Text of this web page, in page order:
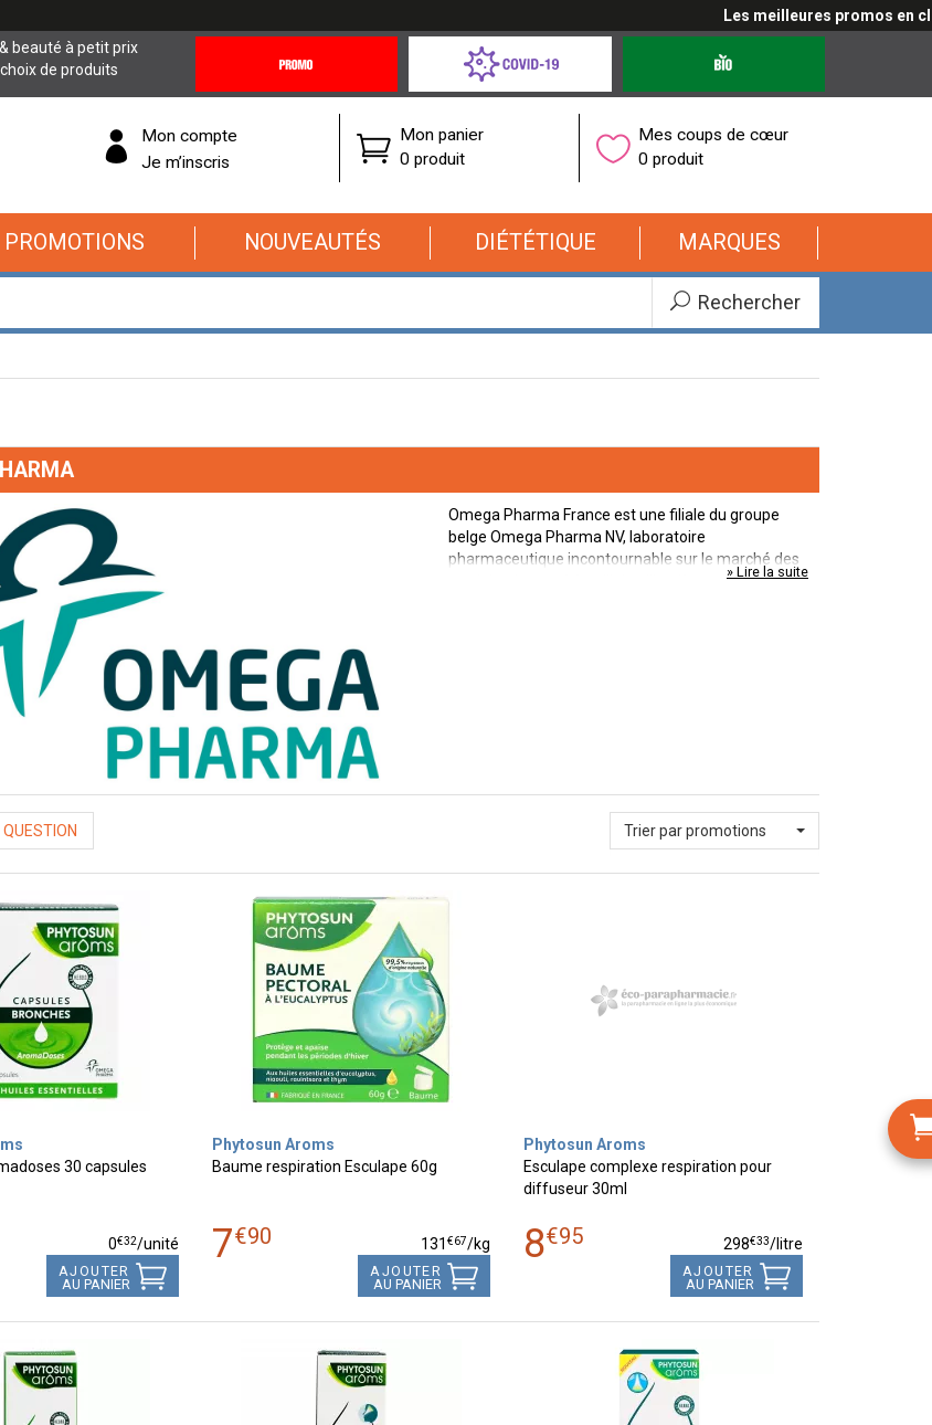
Les meilleures promos en
beauté à petit prix
choix de produits
Offres
Coronavirus
Mon compte
Je m’inscris
Mon panier
0 produit
Mes coups de cœur
0 produit
PROMOTIONS NOUVEAUTÉS DIÉTÉTIQUE MARQUES
Rechercher
Omega Pharma France est une filiale du groupe
belge Omega Pharma NV, laboratoire
pharmaceutique incontournable sur le marché des
produits de santé familiale, d'hygiène et de bien-être.
» Lire la suite
Trier par promotions
30 capsules
0€32/unité
AJOUTER
AU PANIER
Phytosun Aroms
Baume respiration Esculape 60g
7€90 131€67/kg
AJOUTER
AU PANIER
Phytosun Aroms
Esculape complexe respiration pour
diffuseur 30ml
8€95 298€33/litre
AJOUTER
AU PANIER